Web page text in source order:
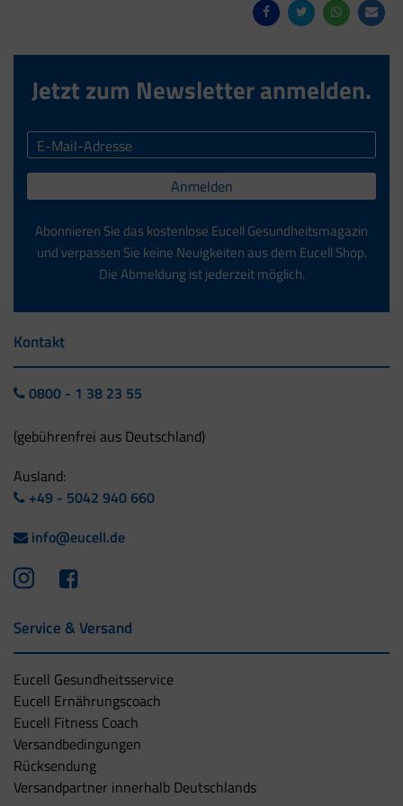
Jetzt zum Newsletter anmelden.
Anmelden
Abonnieren Sie das kostenlose Eucell Gesundheitsmagazin
und verpassen Sie keine Neuigkeiten aus dem Eucell Shop.
Die Abmeldung ist jederzeit möglich.
Kontakt
0800 - 1 38 23 55
(gebührenfrei aus Deutschland)
Ausland:
+49 - 5042 940 660
info@eucell.de
Service & Versand
Eucell Gesundheitsservice
Eucell Ernährungscoach
Eucell Fitness Coach
Versandbedingungen
Rücksendung
Versandpartner innerhalb Deutschlands